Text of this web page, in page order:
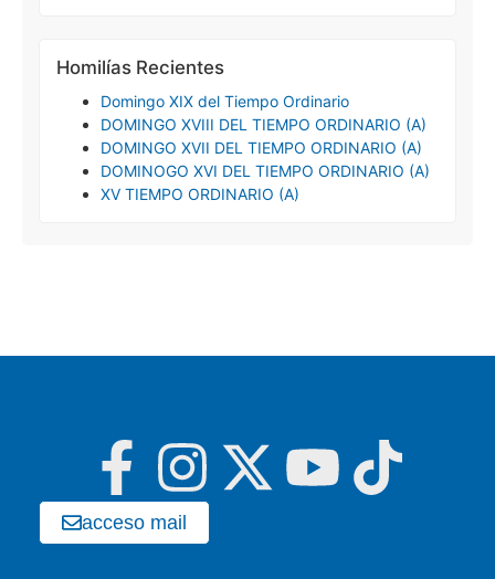
Homilías Recientes
Domingo XIX del Tiempo Ordinario
DOMINGO XVIII DEL TIEMPO ORDINARIO (A)
DOMINGO XVII DEL TIEMPO ORDINARIO (A)
DOMINOGO XVI DEL TIEMPO ORDINARIO (A)
XV TIEMPO ORDINARIO (A)
acceso mail